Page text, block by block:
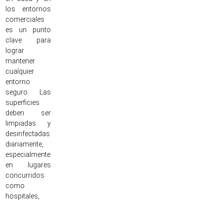
los entornos
comerciales
es un punto
clave para
lograr
mantener
cualquier
entorno
seguro. Las
superficies
deben ser
limpiadas y
desinfectadas
diariamente,
especialmente
en lugares
concurridos
como
hospitales,